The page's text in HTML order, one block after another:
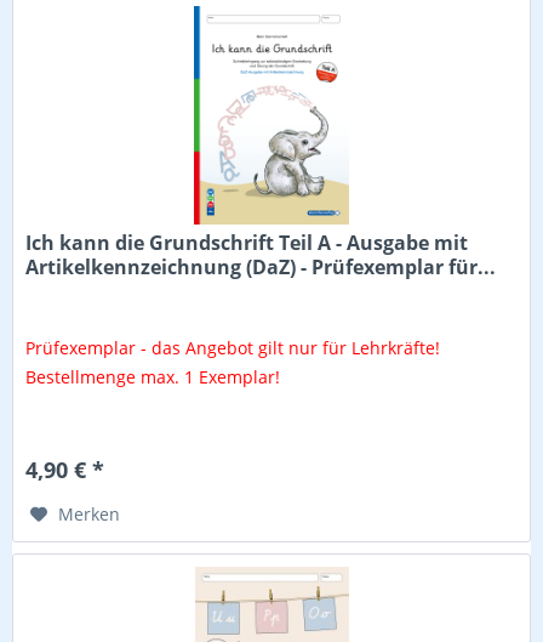
Ich kann die Grundschrift Teil A - Ausgabe mit
Artikelkennzeichnung (DaZ) - Prüfexemplar für...
Prüfexemplar - das Angebot gilt nur für Lehrkräfte!
Bestellmenge max. 1 Exemplar!
4,90 € *
Merken